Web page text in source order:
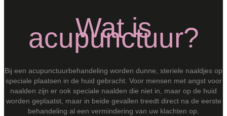
Wat is
acupunctuur?
Bij een acupunctuurbehandeling worden dunne, steriele naaldjes op
speciale plaatsen in de huid gebracht. Voor mensen met angst voor
naalden zijn er ook speciale naalden die niet in, maar op de huid
worden geplaatst, maar in beide gevallen treedt direct na de eerste
behandeling al een vermindering van uw klachten op.